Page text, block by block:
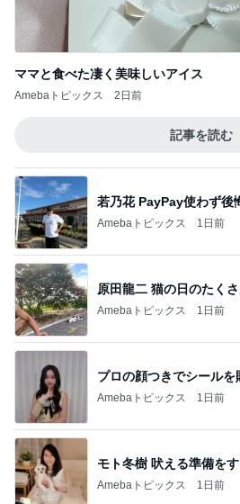
ママと食べた凄く美味しいアイス
Amebaトピックス 2日前
記事を読む
若乃花 PayPay使わず後
Amebaトピックス 1日前
原田龍二 猫の日のたく
Amebaトピックス 1日前
プロの顔つきでシールを
Amebaトピックス 1日前
モト冬樹 吠える準備を
Amebaトピックス 1日前